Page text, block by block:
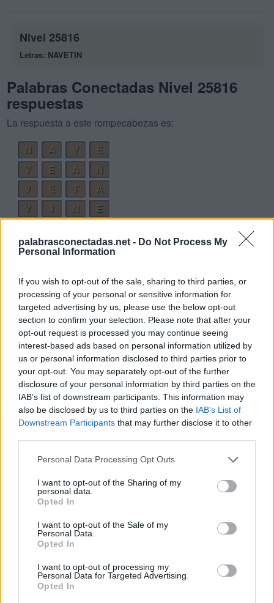
palabrasconectadas.net - Do Not Process My
Personal Information
If you wish to opt-out of the sale, sharing to third parties, or
processing of your personal or sensitive information for
targeted advertising by us, please use the below opt-out
section to confirm your selection. Please note that after your
opt-out request is processed you may continue seeing
interest-based ads based on personal information utilized by
us or personal information disclosed to third parties prior to
your opt-out. You may separately opt-out of the further
disclosure of your personal information by third parties on the
IAB’s list of downstream participants. This information may
also be disclosed by us to third parties on the IAB’s List of
Downstream Participants that may further disclose it to other
Personal Data Processing Opt Outs
I want to opt-out of the Sharing of my
personal data.
Opted In
I want to opt-out of the Sale of my
Personal Data.
Opted In
I want to opt-out of processing my
Personal Data for Targeted Advertising.
Opted In
Nivel 25816
Letras: NAVETIN
Palabras Conectadas Nivel 25816
respuestas
La respuesta a este rompecabezas es:
N
A V
E
V
E A
N
V
E T
A
V
I N
E
E
V I T A
N
Palabras extra:
N
E N
A
V
E N
A
T
E N
A
V
E N I
A
N
I E V
A
T
I N
A
A
T E
N
N T
E
I
E N
V I